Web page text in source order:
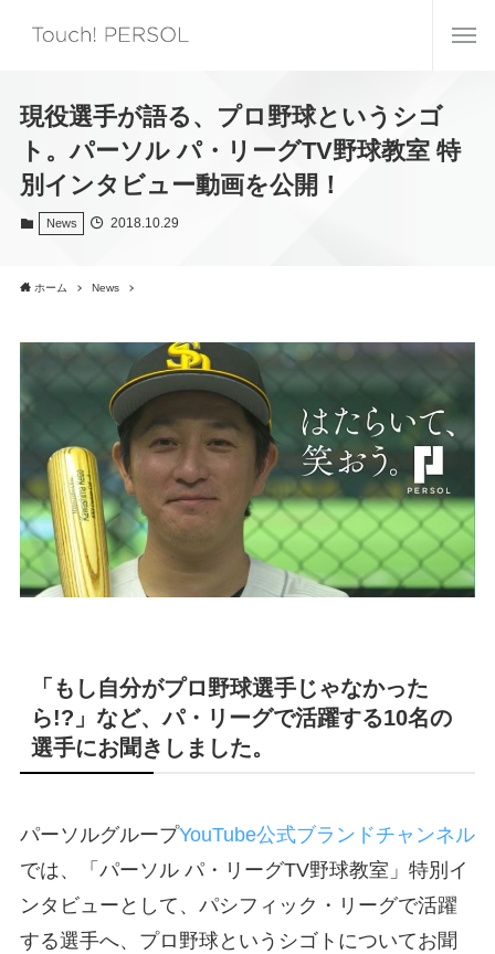
現役選手が語る、プロ野球というシゴ
ト。パーソル パ・リーグTV野球教室 特
別インタビュー動画を公開！
News 2018.10.29
ホーム News
「もし自分がプロ野球選手じゃなかった
ら!?」など、パ・リーグで活躍する10名の
選手にお聞きしました。
パーソルグループYouTube公式ブランドチャンネル
では、「パーソル パ・リーグTV野球教室」特別イ
ンタビューとして、パシフィック・リーグで活躍
する選手へ、プロ野球というシゴトについてお聞